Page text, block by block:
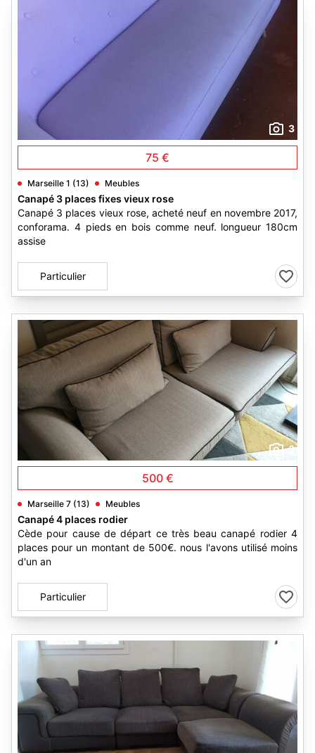
3
75 €
Marseille 1 (13) Meubles
Canapé 3 places fixes vieux rose
Canapé 3 places vieux rose, acheté neuf en novembre 2017,
conforama. 4 pieds en bois comme neuf. longueur 180cm
assise
Particulier
3
500 €
Marseille 7 (13) Meubles
Canapé 4 places rodier
Cède pour cause de départ ce très beau canapé rodier 4
places pour un montant de 500€. nous l'avons utilisé moins
d'un an
Particulier